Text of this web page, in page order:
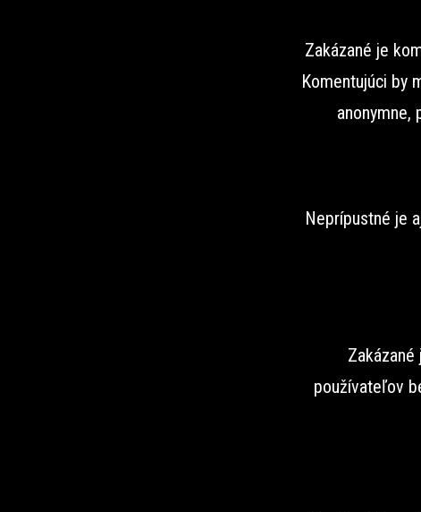
Zakázané je
Komentujúci by
anonymne,
Neprípustné je
používateľov